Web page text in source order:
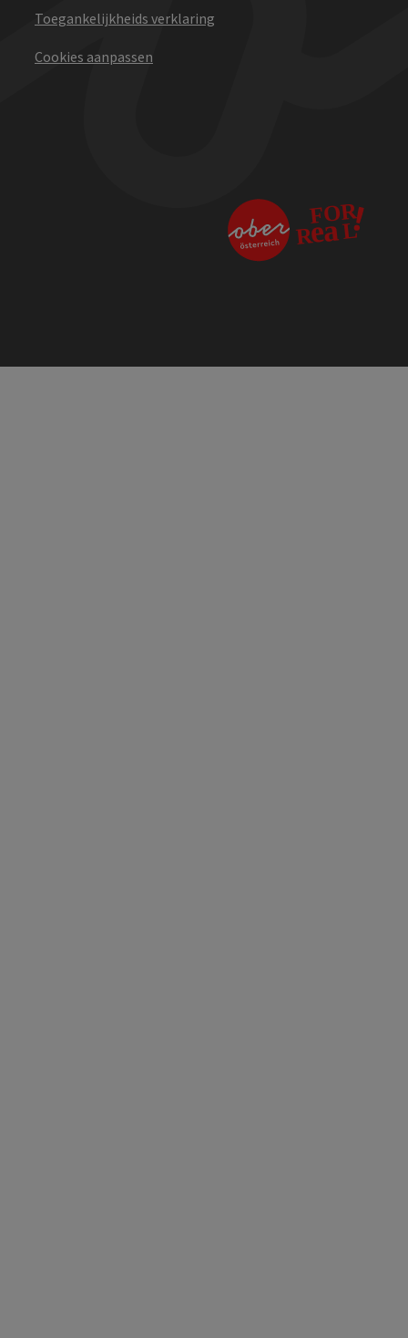
Toegankelijkheids verklaring
Cookies aanpassen